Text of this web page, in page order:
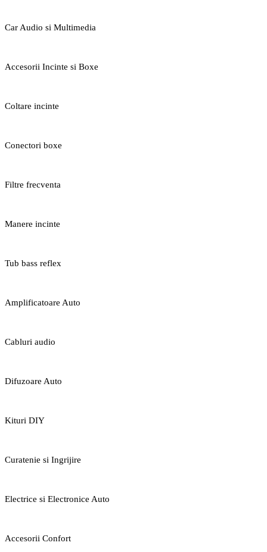
Car Audio si Multimedia
Accesorii Incinte si Boxe
Coltare incinte
Conectori boxe
Filtre frecventa
Manere incinte
Tub bass reflex
Amplificatoare Auto
Cabluri audio
Difuzoare Auto
Kituri DIY
Curatenie si Ingrijire
Electrice si Electronice Auto
Accesorii Confort